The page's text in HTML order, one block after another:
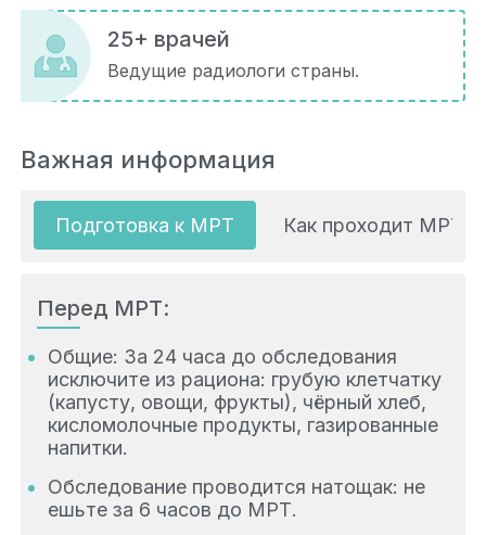
25+ врачей
Ведущие радиологи страны.
Важная информация
Подготовка к МРТ Как проходит МРТ
Перед МРТ:
Общие: За 24 часа до обследования
исключите из рациона: грубую клетчатку
(капусту, овощи, фрукты), чёрный хлеб,
кисломолочные продукты, газированные
напитки.
Обследование проводится натощак: не
ешьте за 6 часов до МРТ.